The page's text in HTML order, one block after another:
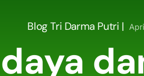
Blog Tri Darma Putri |